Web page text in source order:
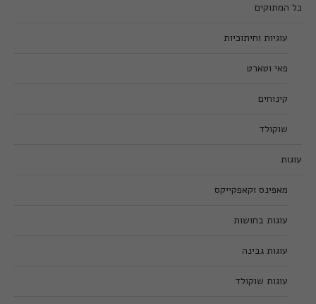
כל המתוקים
עוגיות וחיתוכיות
פאי וטארט
קינוחים
שוקולד
עוגות
מאפינס וקאפקייקס
עוגות בחושות
עוגות גבינה
עוגות שוקולד